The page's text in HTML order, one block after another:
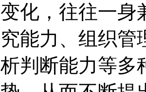
变化，往往一身
究能力、组织管
析判断能力等多